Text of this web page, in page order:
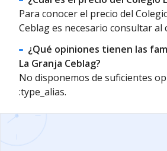
Para conocer el precio del
Ceblag es necesario consultar al
¿Qué opiniones tienen las
La Granja Ceblag?
No disponemos de suficientes
:type_alias.